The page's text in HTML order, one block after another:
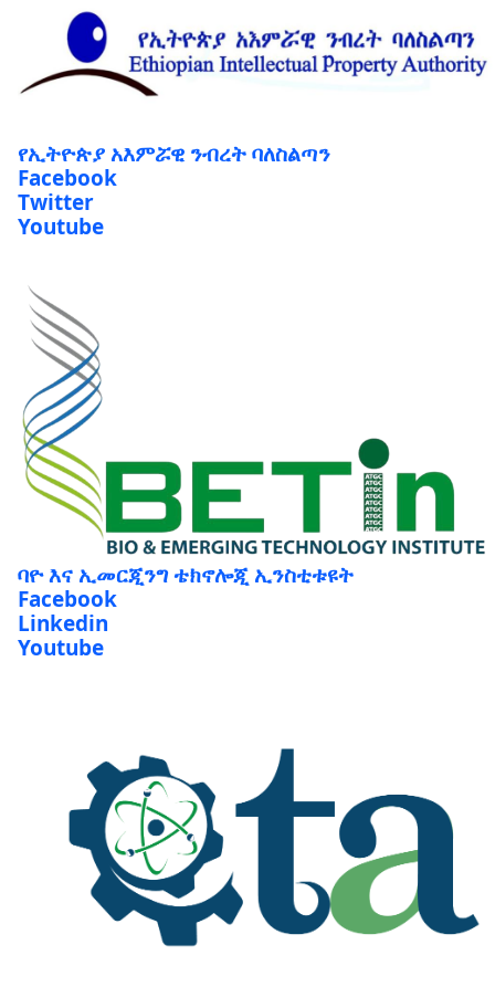
Facebook
Twitter
Youtube
ባዮ እና ኢመርጂንግ ቴክኖሎጂ ኢንስቲቱዩት
Facebook
Linkedin
Youtube